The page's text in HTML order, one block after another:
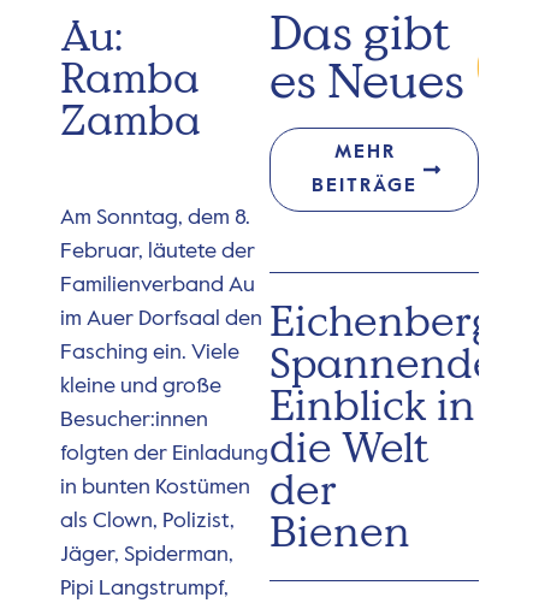
Au:
Ramba
Zamba
Am Sonntag, dem 8.
Februar, läutete der
Familienverband Au
im Auer Dorfsaal den
Fasching ein. Viele
kleine und große
Besucher:innen
folgten der Einladung
in bunten Kostümen
als Clown, Polizist,
Jäger, Spiderman,
Pipi Langstrumpf,
Das gibt
es Neues
MEHR
BEITRÄGE
Eichenberg:
Spannender
Einblick in
die Welt
der
Bienen